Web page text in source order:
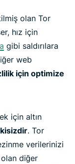
olan Tor
hız için
gibi saldırılara
web
için optimize
için altın
. Tor
verilerinizi
olan diğer